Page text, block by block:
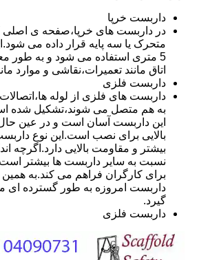
داربست خرپا
در داربست های خرپا،صفحه ی اصلی
متحرک یا سه پایه قرار داده می
5 متری استفاده می شود و به طور
اتاق مانند تعمیرات،نقاشی و موارد
داربست فلزی
داربست های فلزی از لوله
به هم متصل می شوند،تشکیل شده
این داربست آسان است و در عین
بالایی برای نصب است.این نوع
بیشتر و مقاومت بالایی دارد.اگرچه
نسبت به سایر داربست ها بیشتر
برای کارگران فراهم می کند.به
داربست امروزه به طور گسترده ای
گیرد.
داربست فلزی